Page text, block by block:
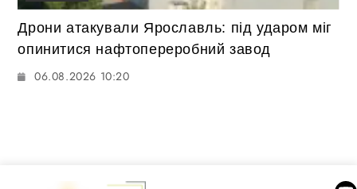
Дрони атакували Ярославль: під ударом міг
опинитися нафтопереробний завод
06.08.2026 10:20